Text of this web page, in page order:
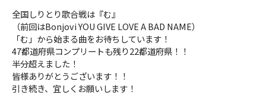
全国しりとり歌合戦は『む』
（前回はBonjovi YOU GIVE LOVE A BAD NAME）
「む」から始まる曲をお待ちしています！
47都道府県コンプリートも残り22都道府県！！
半分超えました！
皆様ありがとうございます！！
引き続き、宜しくお願いします！